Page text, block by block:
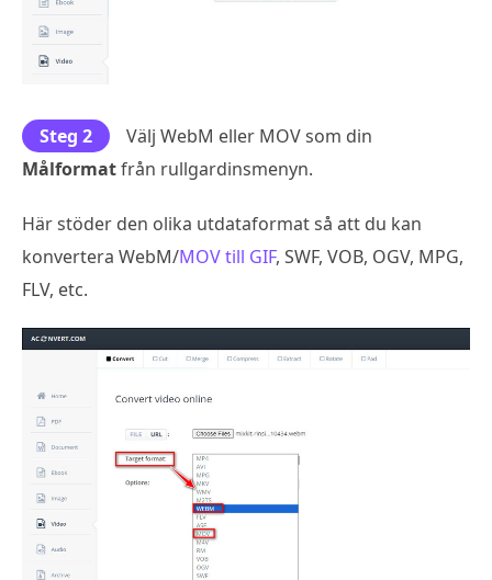
Steg 2
Välj WebM eller MOV som din
Målformatfrån rullgardinsmenyn.
Här stöder den olika utdataformat så att du kan
konvertera WebM/MOV till GIF, SWF, VOB, OGV, MPG,
FLV, etc.